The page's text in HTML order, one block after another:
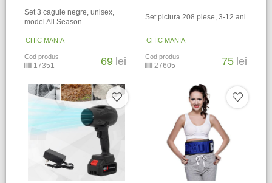
Set 3 cagule negre, unisex,
model All Season
CHIC MANIA
Cod produs
17351 69 lei
Set pictura 208 piese, 3-12 ani
CHIC MANIA
Cod produs
27605 75 lei